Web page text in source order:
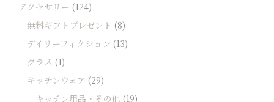
アクセサリー (124)
無料ギフトプレゼント (8)
デイリーフィクション (13)
グラス (1)
キッチンウェア (29)
キッチン用品・その他 (19)